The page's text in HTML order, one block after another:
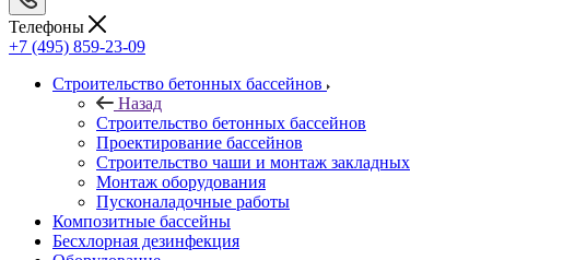
Телефоны
+7 (495) 859-23-09
Строительство бетонных бассейнов
Назад
Строительство бетонных бассейнов
Проектирование бассейнов
Строительство чаши и монтаж закладных
Монтаж оборудования
Пусконаладочные работы
Композитные бассейны
Бесхлорная дезинфекция